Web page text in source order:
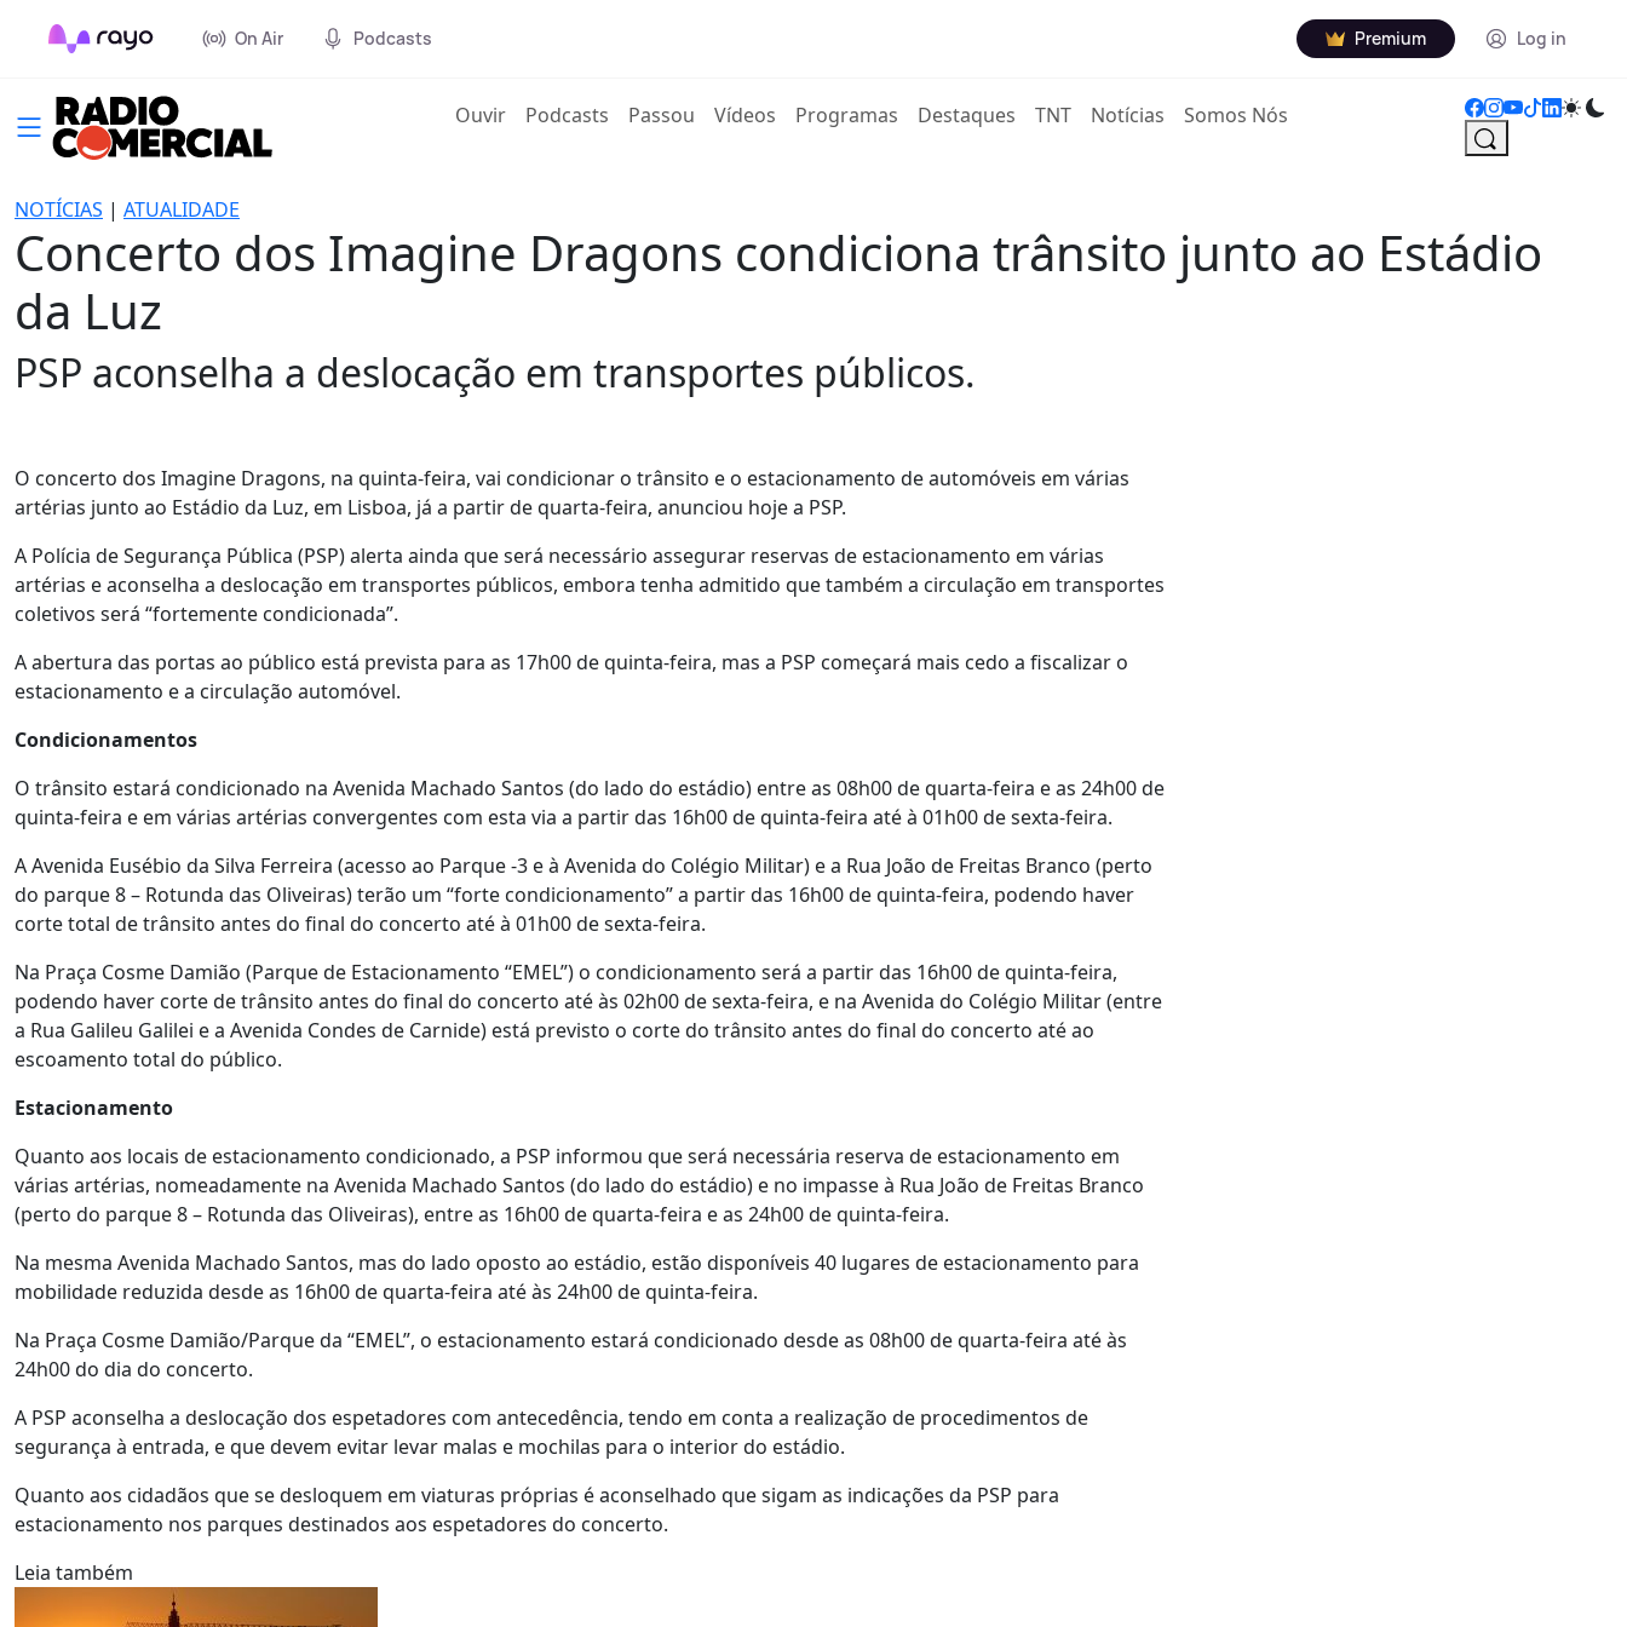
On Air Podcasts Premium Log in
Ouvir(current)
Podcasts Passou Vídeos Programas Destaques TNT Notícias Somos Nós
NOTÍCIAS | ATUALIDADE
Concerto dos Imagine Dragons condiciona trânsito junto ao Estádio
da Luz
PSP aconselha a deslocação em transportes públicos.
O concerto dos Imagine Dragons, na quinta-feira, vai condicionar o trânsito e o estacionamento de automóveis em várias
artérias junto ao Estádio da Luz, em Lisboa, já a partir de quarta-feira, anunciou hoje a PSP.
A Polícia de Segurança Pública (PSP) alerta ainda que será necessário assegurar reservas de estacionamento em várias
artérias e aconselha a deslocação em transportes públicos, embora tenha admitido que também a circulação em transportes
coletivos será “fortemente condicionada”.
A abertura das portas ao público está prevista para as 17h00 de quinta-feira, mas a PSP começará mais cedo a fiscalizar o
estacionamento e a circulação automóvel.
Condicionamentos
O trânsito estará condicionado na Avenida Machado Santos (do lado do estádio) entre as 08h00 de quarta-feira e as 24h00 de
quinta-feira e em várias artérias convergentes com esta via a partir das 16h00 de quinta-feira até à 01h00 de sexta-feira.
A Avenida Eusébio da Silva Ferreira (acesso ao Parque -3 e à Avenida do Colégio Militar) e a Rua João de Freitas Branco (perto
do parque 8 – Rotunda das Oliveiras) terão um “forte condicionamento” a partir das 16h00 de quinta-feira, podendo haver
corte total de trânsito antes do final do concerto até à 01h00 de sexta-feira.
Na Praça Cosme Damião (Parque de Estacionamento “EMEL”) o condicionamento será a partir das 16h00 de quinta-feira,
podendo haver corte de trânsito antes do final do concerto até às 02h00 de sexta-feira, e na Avenida do Colégio Militar (entre
a Rua Galileu Galilei e a Avenida Condes de Carnide) está previsto o corte do trânsito antes do final do concerto até ao
escoamento total do público.
Estacionamento
Quanto aos locais de estacionamento condicionado, a PSP informou que será necessária reserva de estacionamento em
várias artérias, nomeadamente na Avenida Machado Santos (do lado do estádio) e no impasse à Rua João de Freitas Branco
(perto do parque 8 – Rotunda das Oliveiras), entre as 16h00 de quarta-feira e as 24h00 de quinta-feira.
Na mesma Avenida Machado Santos, mas do lado oposto ao estádio, estão disponíveis 40 lugares de estacionamento para
mobilidade reduzida desde as 16h00 de quarta-feira até às 24h00 de quinta-feira.
Na Praça Cosme Damião/Parque da “EMEL”, o estacionamento estará condicionado desde as 08h00 de quarta-feira até às
24h00 do dia do concerto.
A PSP aconselha a deslocação dos espetadores com antecedência, tendo em conta a realização de procedimentos de
segurança à entrada, e que devem evitar levar malas e mochilas para o interior do estádio.
Quanto aos cidadãos que se desloquem em viaturas próprias é aconselhado que sigam as indicações da PSP para
estacionamento nos parques destinados aos espetadores do concerto.
Leia também